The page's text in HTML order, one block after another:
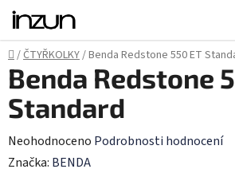
Přejít
obsah
Domů
/ČTYŘKOLKY/Benda Redstone 550 ET
Benda Redstone
Standard
Průměrné
hodnocení
Neohodnoceno Podrobnosti hodnocení
Značka: BENDA